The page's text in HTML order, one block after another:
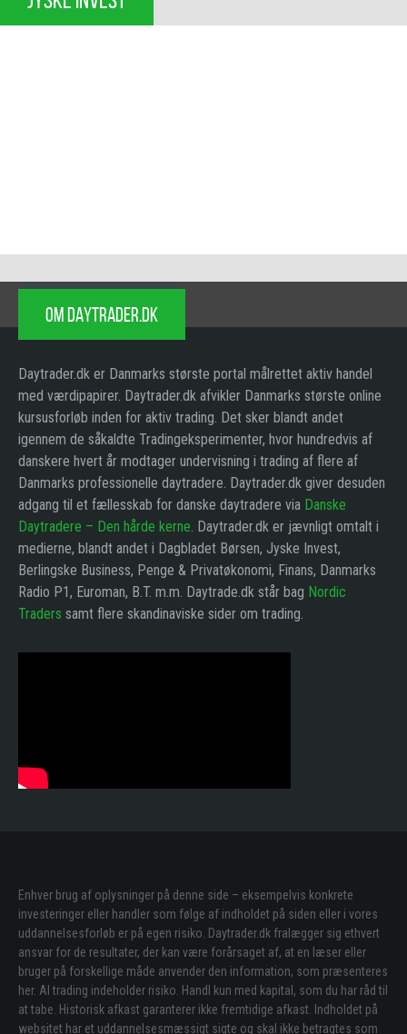
OM DAYTRADER.DK
Daytrader.dk er Danmarks største portal målrettet aktiv handel
med værdipapirer. Daytrader.dk afvikler Danmarks største online
kursusforløb inden for aktiv trading. Det sker blandt andet
igennem de såkaldte Tradingeksperimenter, hvor hundredvis af
danskere hvert år modtager undervisning i trading af flere af
Danmarks professionelle daytradere. Daytrader.dk giver desuden
adgang til et fællesskab for danske daytradere via Danske
Daytradere – Den hårde kerne. Daytrader.dk er jævnligt omtalt i
medierne, blandt andet i Dagbladet Børsen, Jyske Invest,
Berlingske Business, Penge & Privatøkonomi, Finans, Danmarks
Radio P1, Euroman, B.T. m.m. Daytrade.dk står bag Nordic
Traders samt flere skandinaviske sider om trading.
Enhver brug af oplysninger på denne side – eksempelvis konkrete
investeringer eller handler som følge af indholdet på siden eller i vores
uddannelsesforløb er på egen risiko. Daytrader.dk fralægger sig ethvert
ansvar for de resultater, der kan være forårsaget af, at en læser eller
bruger på forskellige måde anvender den information, som præsenteres
her. Al trading indeholder risiko. Handl kun med kapital, som du har råd til
at tabe. Historisk afkast garanterer ikke fremtidige afkast. Indholdet på
websitet har et uddannelsesmæssigt sigte og skal ikke betragtes som